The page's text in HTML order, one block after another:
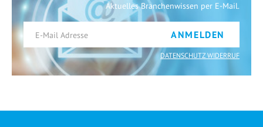
Aktuelles Branchenwissen per E-Mail.
ANMELDEN
DATENSCHUTZ WIDERRUF